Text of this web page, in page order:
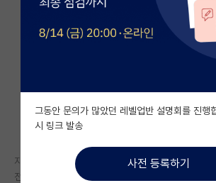
전체글보기
베스트 게시판
자유 게시판(아무개랩)
미국 유학 게시판
미국 대학원 합격 후기 게시판
대학원생 모집 게시판
자연대 학점 3.5 인서울 중위권 인데
전공을 포기하고 공무원 등 다른 길을 찾아보는 게 좋
그동안 문의가 많았던 레벨업반 설명회를 진행
시 링크 발송
사전 등록하기